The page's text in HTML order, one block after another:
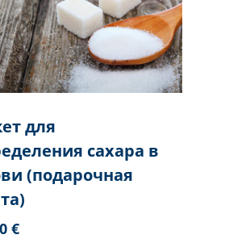
для
сахара в
(подарочная
€